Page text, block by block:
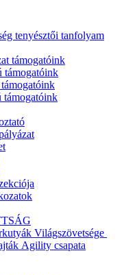
tenyésztői tanfolyam
támogatóink
támogatóink
támogatóink
Világszövetsége
Agility csapata